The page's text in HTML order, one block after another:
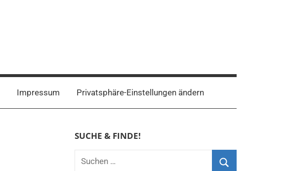
Impressum Privatsphäre-Einstellungen ändern
SUCHE & FINDE!
Suchen